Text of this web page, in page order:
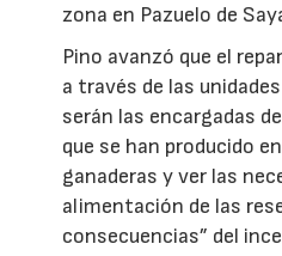
zona en Pazuelo de
Pino avanzó que el
a través de las
serán las encargadas
que se han producido
ganaderas y ver las
alimentación de las
consecuencias” del